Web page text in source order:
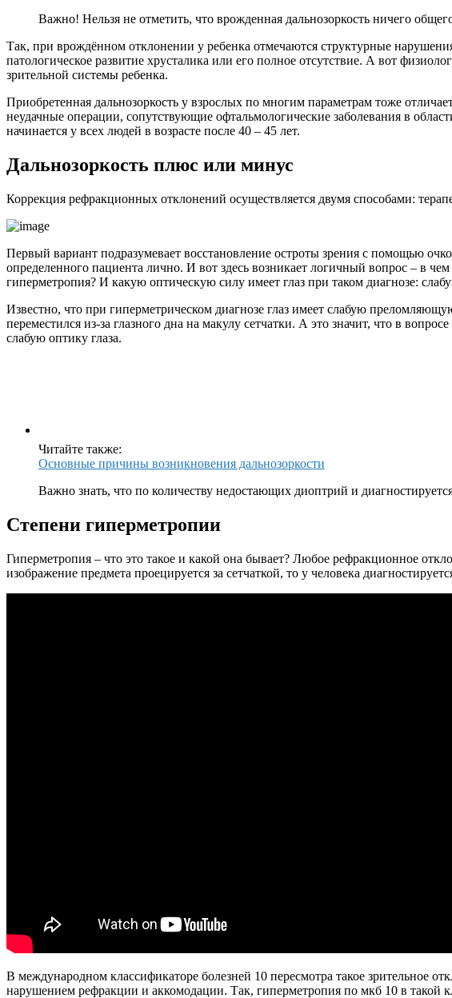
Важно! Нельзя не отметить, что врожденная дальнозоркость ничего
Так, при врождённом отклонении у ребенка отмечаются структурные
патологическое развитие хрусталика или его полное отсутствие. А вот
зрительной системы ребенка.
Приобретенная дальнозоркость у взрослых по многим параметрам тоже
неудачные операции, сопутствующие офтальмологические заболевания в
начинается у всех людей в возрасте после 40 – 45 лет.
Дальнозоркость плюс или минус
Коррекция рефракционных отклонений осуществляется двумя способами:
Первый вариант подразумевает восстановление остроты зрения с помощью
определенного пациента лично. И вот здесь возникает логичный вопрос – в
гиперметропия? И какую оптическую силу имеет глаз при таком диагнозе:
Известно, что при гиперметрическом диагнозе глаз имеет слабую
переместился из-за глазного дна на макулу сетчатки. А это значит, что в
слабую оптику глаза.
Читайте также:
Основные причины возникновения дальнозоркости
Важно знать, что по количеству недостающих диоптрий и
Степени гиперметропии
Гиперметропия – что это такое и какой она бывает? Любое рефракционное
изображение предмета проецируется за сетчаткой, то у человека
В международном классификаторе болезней 10 пересмотра такое зрительное
нарушением рефракции и аккомодации. Так, гиперметропия по мкб 10 в такой